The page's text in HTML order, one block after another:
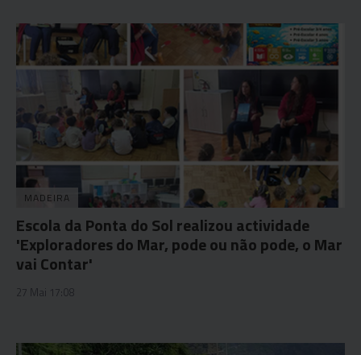
MADEIRA
Escola da Ponta do Sol realizou actividade
'Exploradores do Mar, pode ou não pode, o Mar
vai Contar'
27 Mai 17:08